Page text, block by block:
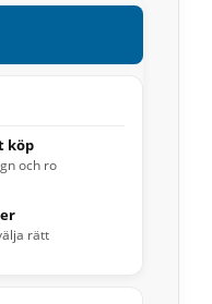
köp
och ro
rätt